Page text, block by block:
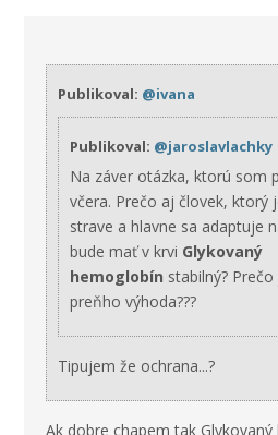
Publikoval: @ivana
Publikoval: @jaroslavlachky
Na záver otázka, ktorú som
včera. Prečo aj človek, ktorý
strave a hlavne sa adaptuje
bude mať v krvi Glykovaný
hemoglobín stabilný?
preňho výhoda???
Tipujem že ochrana...?
Ak dobre chapem tak